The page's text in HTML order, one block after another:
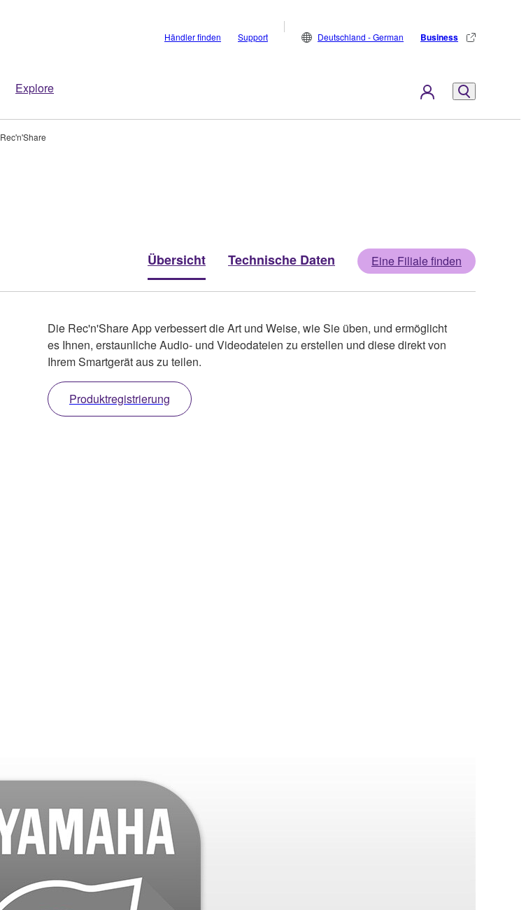
Explore
Händler finden Support Deutschland - German Business
Rec'n'Share
Übersicht Technische Daten Eine Filiale finden
Die Rec'n'Share App verbessert die Art und Weise, wie Sie üben, und ermöglicht
es Ihnen, erstaunliche Audio- und Videodateien zu erstellen und diese direkt von
Ihrem Smartgerät aus zu teilen.
Produktregistrierung